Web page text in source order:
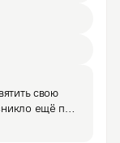
свою
ещё при
Что